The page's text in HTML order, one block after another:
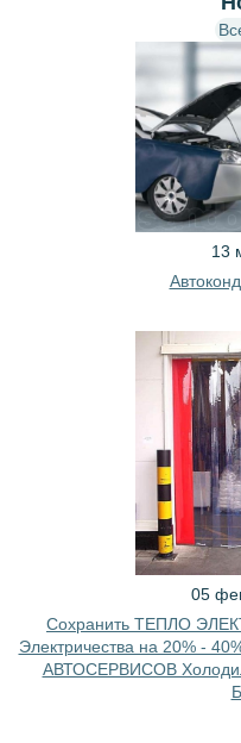
13
05
Сохранить ТЕПЛО
Электричества на 20% -
АВТОСЕРВИСОВ